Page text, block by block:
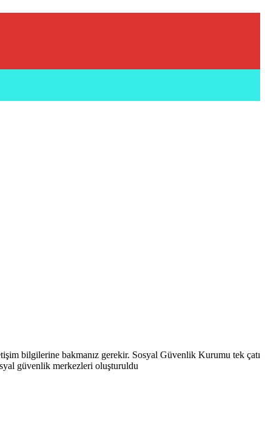
bilgilerine bakmanız gerekir. Sosyal Güvenlik Kurumu tek çatı
güvenlik merkezleri oluşturuldu